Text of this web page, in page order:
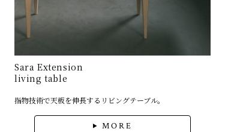
Sara Extension
living table
指物技術で天板を伸長するリビングテーブル。
MORE